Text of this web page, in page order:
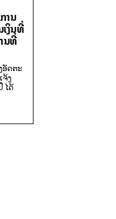
ານ
ງິນທີ່
ນທີ່
ອັດຕະ
ຈ້ງ
ໄດ້